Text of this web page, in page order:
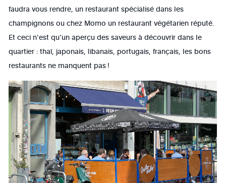
faudra vous rendre, un restaurant spécialisé dans les
champignons ou chez Momo un restaurant végétarien réputé.
Et ceci n’est qu’un aperçu des saveurs à découvrir dans le
quartier : thaï, japonais, libanais, portugais, français, les bons
restaurants ne manquent pas !